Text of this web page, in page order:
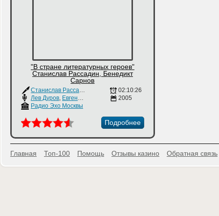
"В стране литературных героев"
Станислав Рассадин, Бенедикт
Сарнов
Станислав Рассадин
Бенедикт Сарнов
Лев Дуров, Евгений Весник
Татьяна Курьянова
Радио Эхо Москвы
02:10:26
2005
Подробнее
Главная Топ-100 Помощь Отзывы казино Обратная связь